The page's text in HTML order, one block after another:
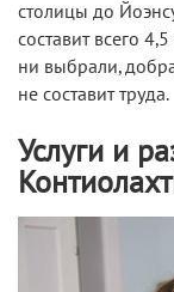
столицы до
составит всего
ни выбрали,
не составит труда.
Услуги и